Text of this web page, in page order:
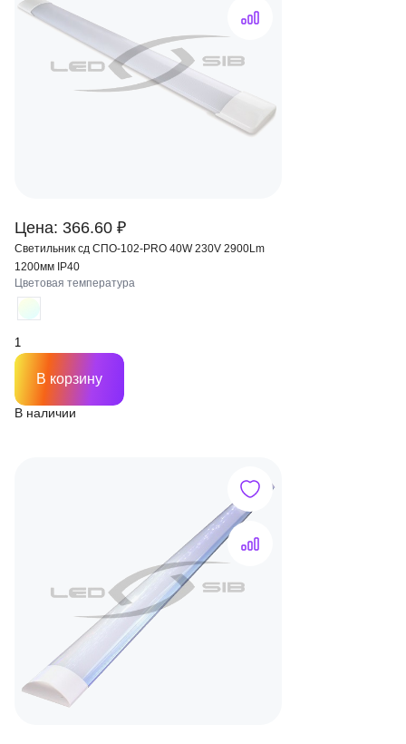
Цена: 366.60 ₽
Светильник сд СПО-102-PRO 40W 230V 2900Lm
1200мм IP40
В наличии
Цветовая температура
В корзину